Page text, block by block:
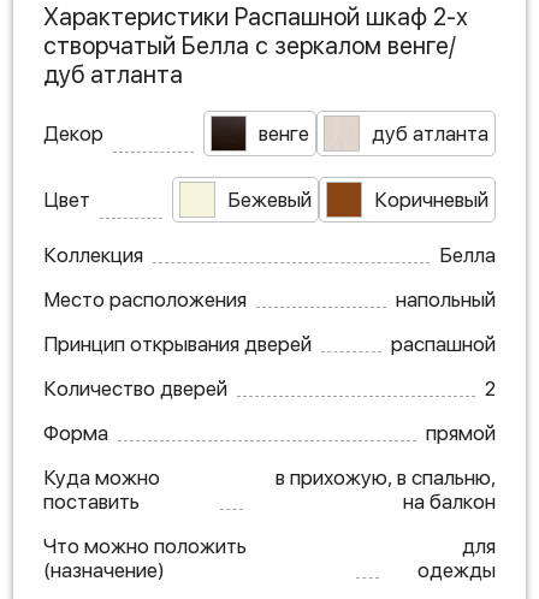
Характеристики Распашной шкаф 2-х
створчатый Белла с зеркалом венге/
дуб атланта
Декор венге дуб атланта
Цвет Бежевый Коричневый
Коллекция
Белла
Место расположения
напольный
Принцип открывания дверей
распашной
Количество дверей
2
Форма
прямой
Куда можно
поставить
в прихожую, в спальню,
на балкон
Что можно положить
(назначение)
для
одежды